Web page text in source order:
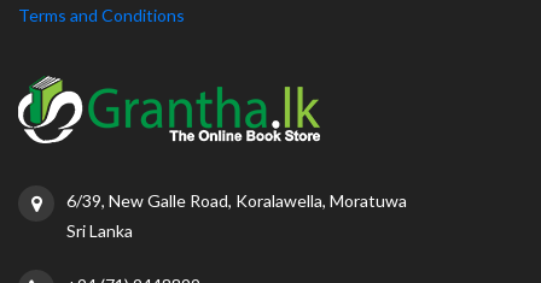
Terms and Conditions
6/39, New Galle Road, Koralawella, Moratuwa
Sri Lanka